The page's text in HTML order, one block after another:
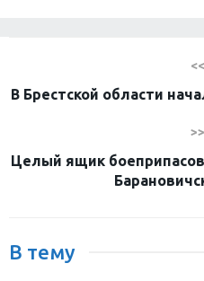
В Брестской области
Целый ящик
В тему